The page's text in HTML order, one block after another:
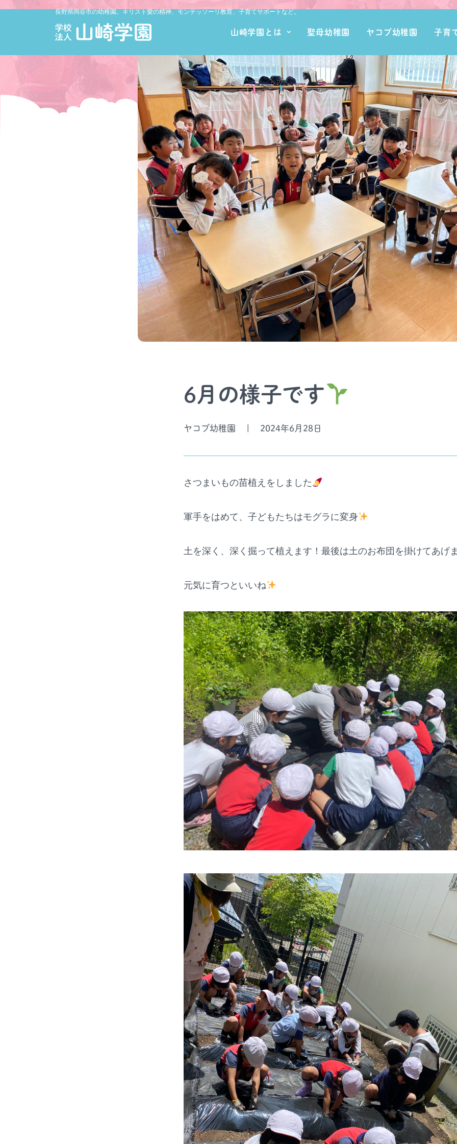
長野県岡谷市の幼稚園。キリスト愛の精神、モンテッソーリ教育、子育てサポートなど。
山崎学園とは 聖母幼稚園 ヤコブ幼稚園 子育
6月の様子です
ヤコブ幼稚園 2024年6月28日
さつまいもの苗植えをしました
軍手をはめて、子どもたちはモグラに変身
土を深く、深く掘って植えます！最後は土のお布団を掛けてあげ
元気に育つといいね